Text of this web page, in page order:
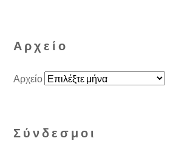
Αρχείο
Αρχείο
Σύνδεσμοι